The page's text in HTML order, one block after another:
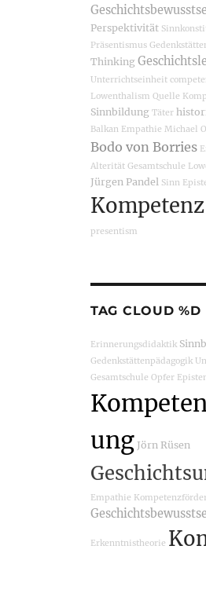
Perspektivität
Präsentismus
Thinking
Unterrichtseinheit
Lowenthalism Quelle
Sinnbildung Täter
Balkan Empathie Michael
Bodo von Borries
Alterität Gesamtschule
Jürgen Pandel Sinn
Kompetenz
presentism
TAG CLOUD %D
Erinnerungsdidaktik
Gedenkstättenpädagogik
Gesamtschule Opfer
ung Jörn Rüsen
Empathie
Erkenntnistheorie